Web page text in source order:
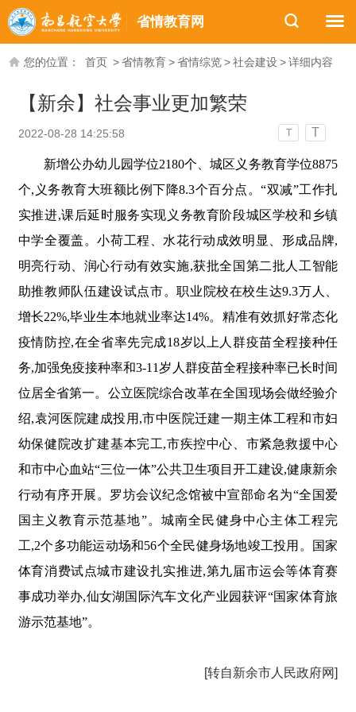
省情教育网
您的位置： 首页 >省情教育>省情综览>社会建设>详细内容
【新余】社会事业更加繁荣
2022-08-28 14:25:58 T T
新增公办幼儿园学位2180个、城区义务教育学位8875
个,义务教育大班额比例下降8.3个百分点。“双减”工作扎
实推进,课后延时服务实现义务教育阶段城区学校和乡镇
中学全覆盖。小荷工程、水花行动成效明显、形成品牌,
明亮行动、润心行动有效实施,获批全国第二批人工智能
助推教师队伍建设试点市。职业院校在校生达9.3万人、
增长22%,毕业生本地就业率达14%。精准有效抓好常态化
疫情防控,在全省率先完成18岁以上人群疫苗全程接种任
务,加强免疫接种率和3-11岁人群疫苗全程接种率已长时间
位居全省第一。公立医院综合改革在全国现场会做经验介
绍,袁河医院建成投用,市中医院迁建一期主体工程和市妇
幼保健院改扩建基本完工,市疾控中心、市紧急救援中心
和市中心血站“三位一体”公共卫生项目开工建设,健康新余
行动有序开展。罗坊会议纪念馆被中宣部命名为“全国爱
国主义教育示范基地”。城南全民健身中心主体工程完
工,2个多功能运动场和56个全民健身场地竣工投用。国家
体育消费试点城市建设扎实推进,第九届市运会等体育赛
事成功举办,仙女湖国际汽车文化产业园获评“国家体育旅
游示范基地”。
[转自新余市人民政府网]